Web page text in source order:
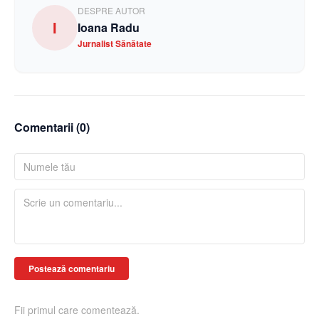
I
DESPRE AUTOR
Ioana Radu
Jurnalist Sănătate
Comentarii (0)
Postează comentariu
Fii primul care comentează.